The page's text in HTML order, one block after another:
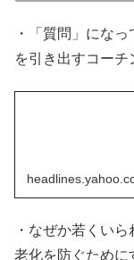
・「質問」にな
を引き出すコーチ
・なぜか若くい
老化を防ぐために